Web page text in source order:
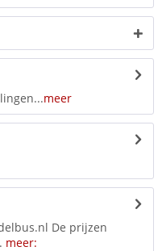
meer
De prijzen
meer: